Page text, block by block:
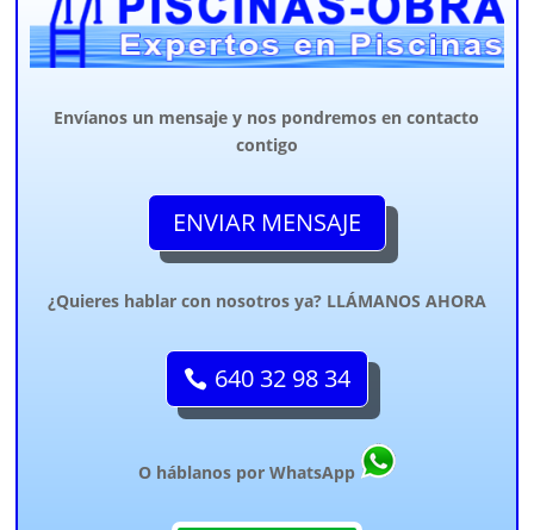
Envíanos un mensaje y nos pondremos en contacto
contigo
ENVIAR MENSAJE
¿Quieres hablar con nosotros ya? LLÁMANOS AHORA
640 32 98 34
O háblanos por WhatsApp